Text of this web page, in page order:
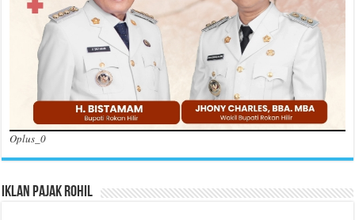
Oplus_0
Iklan Pajak Rohil